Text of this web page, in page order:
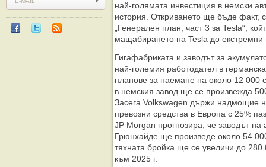
най-голямата инвестиция в немски
история. Откриването ще бъде факт,
„Генерален план, част 3 за Tesla“,
мащабирането на Tesla до
Гигафабриката и заводът за
най-големия работодател в
планове за наемане на около 12 000
в немския завод ще се произвежда
Засега Volkswagen държи надмощие
превозни средства в Европа с 25%
JP Morgan прогнозира, че заводът на
Грюнхайде ще произведе около 54
тяхната бройка ще се увеличи до
към 2025 г.